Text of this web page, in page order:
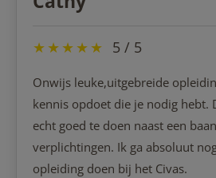
★★★★★ 5 / 5
Onwijs leuke,uitgebreide
kennis opdoet die je nodig hebt.
echt goed te doen naast een
verplichtingen. Ik ga absoluut
opleiding doen bij het Civas.